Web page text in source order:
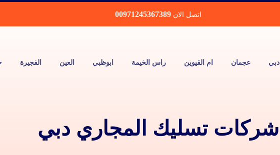
اتصل الان 00971245367389
دبي عجمان ام القيوين راس الخيمة ابوظبي العين الفجيرة
شركات تسليك المجاري دبي